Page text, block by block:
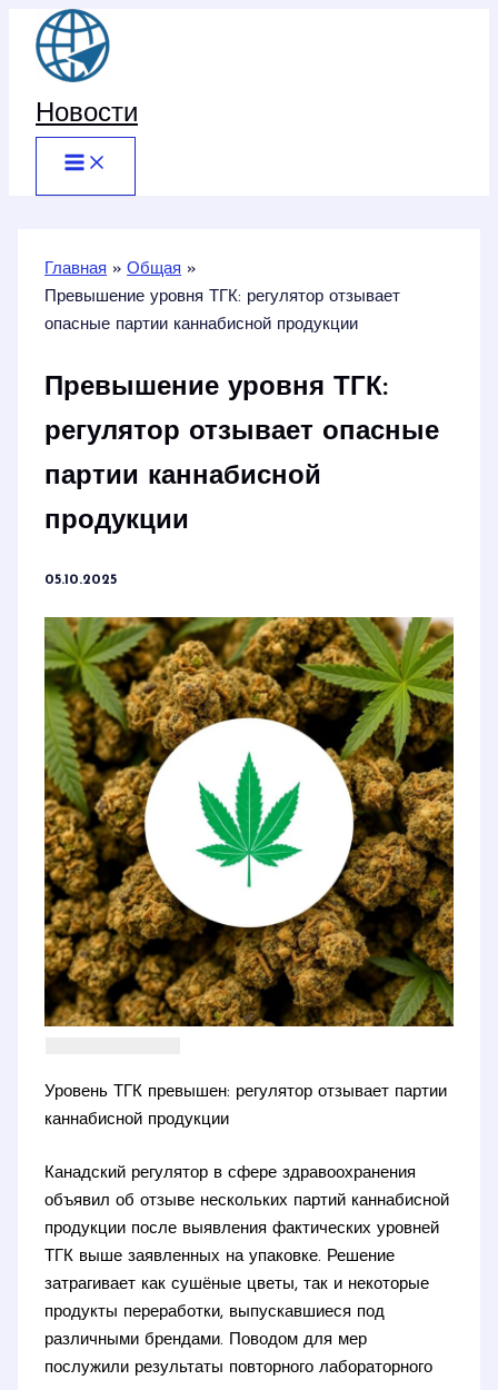
Перейти
содержимому
Новости
Главная
Общая
Превышение уровня ТГК: регулятор отзывает
опасные партии каннабисной продукции
Превышение уровня ТГК:
регулятор отзывает опасные
партии каннабисной
продукции
05.10.2025
Уровень ТГК превышен: регулятор отзывает партии
каннабисной продукции
Канадский регулятор в сфере здравоохранения
объявил об отзыве нескольких партий каннабисной
продукции после выявления фактических уровней
ТГК выше заявленных на упаковке. Решение
затрагивает как сушёные цветы, так и некоторые
продукты переработки, выпускавшиеся под
различными брендами. Поводом для мер
послужили результаты повторного лабораторного